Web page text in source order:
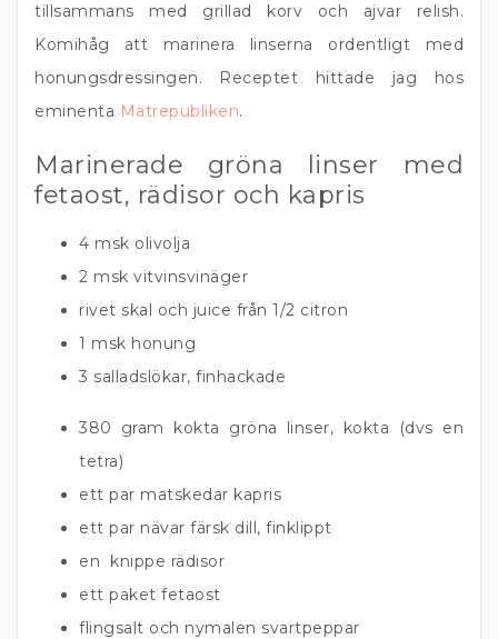
tillsammans med grillad korv och ajvar relish.
Komihåg att marinera linserna ordentligt med
honungsdressingen. Receptet hittade jag hos
eminenta Matrepubliken.
Marinerade gröna linser med
fetaost, rädisor och kapris
4 msk olivolja
2 msk vitvinsvinäger
rivet skal och juice från 1/2 citron
1 msk honung
3 salladslökar, finhackade
380 gram kokta gröna linser, kokta (dvs en
tetra)
ett par matskedar kapris
ett par nävar färsk dill, finklippt
en knippe rädisor
ett paket fetaost
flingsalt och nymalen svartpeppar